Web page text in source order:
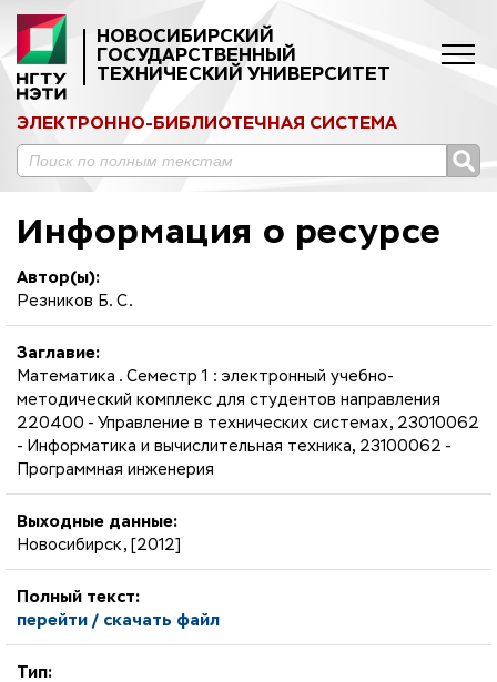
НОВОСИБИРСКИЙ
ГОСУДАРСТВЕННЫЙ
ТЕХНИЧЕСКИЙ УНИВЕРСИТЕТ
ЭЛЕКТРОННО-БИБЛИОТЕЧНАЯ СИСТЕМА
Информация о ресурсе
Автор(ы):
Резников Б. С.
Заглавие:
Математика . Семестр 1 : электронный учебно-
методический комплекс для студентов направления
220400 - Управление в технических системах, 23010062
- Информатика и вычислительная техника, 23100062 -
Программная инженерия
Выходные данные:
Новосибирск, [2012]
Полный текст:
перейти / скачать файл
Тип: